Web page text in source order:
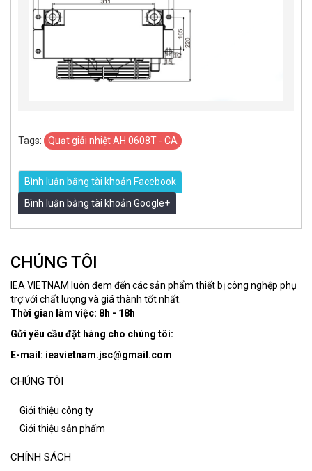
Tags: Quạt giải nhiệt AH 0608T - CA
Bình luận bằng tài khoản Facebook
Bình luận bằng tài khoản Google+
CHÚNG TÔI
IEA VIETNAM luôn đem đến các sản phẩm thiết bị công nghệp phụ
trợ với chất lượng và giá thành tốt nhất.
Thời gian làm việc: 8h - 18h
Gửi yêu cầu đặt hàng cho chúng tôi:
E-mail: ieavietnam.jsc@gmail.com
CHÚNG TÔI
Giới thiệu công ty
Giới thiệu sản phẩm
CHÍNH SÁCH